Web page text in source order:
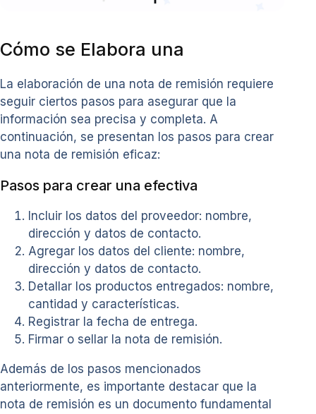
Cómo se Elabora una
La elaboración de una nota de remisión requiere
seguir ciertos pasos para asegurar que la
información sea precisa y completa. A
continuación, se presentan los pasos para crear
una nota de remisión eficaz:
Pasos para crear una efectiva
Incluir los datos del proveedor: nombre,
dirección y datos de contacto.
Agregar los datos del cliente: nombre,
dirección y datos de contacto.
Detallar los productos entregados: nombre,
cantidad y características.
Registrar la fecha de entrega.
Firmar o sellar la nota de remisión.
Además de los pasos mencionados
anteriormente, es importante destacar que la
nota de remisión es un documento fundamental